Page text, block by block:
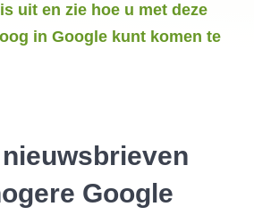
uit en zie hoe u met deze
in Google kunt komen te
Google